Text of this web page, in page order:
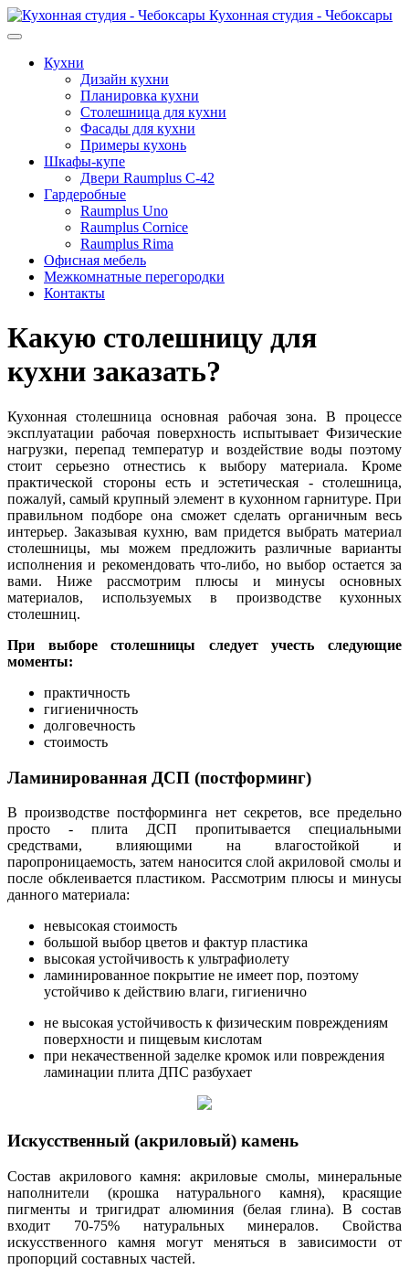
Кухонная студия - Чебоксары
Кухни
Дизайн кухни
Планировка кухни
Столешница для кухни
Фасады для кухни
Примеры кухонь
Шкафы-купе
Двери Raumplus C-42
Гардеробные
Raumplus Uno
Raumplus Cornice
Raumplus Rima
Офисная мебель
Межкомнатные перегородки
Контакты
Какую столешницу для
кухни заказать?
Кухонная столешница основная рабочая зона. В процессе
эксплуатации рабочая поверхность испытывает Физические
нагрузки, перепад температур и воздействие воды поэтому
стоит серьезно отнестись к выбору материала. Кроме
практической стороны есть и эстетическая - столешница,
пожалуй, самый крупный элемент в кухонном гарнитуре. При
правильном подборе она сможет сделать органичным весь
интерьер. Заказывая кухню, вам придется выбрать материал
столешницы, мы можем предложить различные варианты
исполнения и рекомендовать что-либо, но выбор остается за
вами. Ниже рассмотрим плюсы и минусы основных
материалов, используемых в производстве кухонных
столешниц.
При выборе столешницы следует учесть следующие
моменты:
практичность
гигиеничность
долговечность
стоимость
Ламинированная ДСП (постформинг)
В производстве постформинга нет секретов, все предельно
просто - плита ДСП пропитывается специальными
средствами, влияющими на влагостойкой и
паропроницаемость, затем наносится слой акриловой смолы и
после обклеивается пластиком. Рассмотрим плюсы и минусы
данного материала:
невысокая стоимость
большой выбор цветов и фактур пластика
высокая устойчивость к ультрафиолету
ламинированное покрытие не имеет пор, поэтому
устойчиво к действию влаги, гигиенично
не высокая устойчивость к физическим повреждениям
поверхности и пищевым кислотам
при некачественной заделке кромок или повреждения
ламинации плита ДПС разбухает
Искусственный (акриловый) камень
Состав акрилового камня: акриловые смолы, минеральные
наполнители (крошка натурального камня), красящие
пигменты и тригидрат алюминия (белая глина). В состав
входит 70-75% натуральных минералов. Свойства
искусственного камня могут меняться в зависимости от
пропорций составных частей.